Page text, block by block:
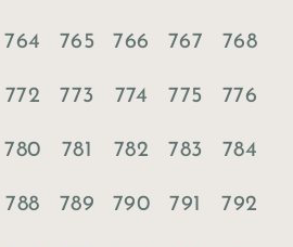
764 765 766 767 768
772 773 774 775 776
780 781 782 783 784
788 789 790 791 792